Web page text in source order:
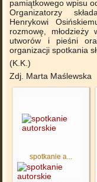
pamiątkowego wpisu
Organizatorzy
Henrykowi
rozmowę,
utworów i pieśni
organizacji spotkania
(K.K.)
Zdj. Marta Maślewska
spotkanie a...